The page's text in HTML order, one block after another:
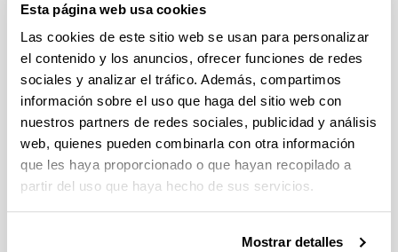
Esta página web usa cookies
Las cookies de este sitio web se usan para personalizar
el contenido y los anuncios, ofrecer funciones de redes
sociales y analizar el tráfico. Además, compartimos
información sobre el uso que haga del sitio web con
nuestros partners de redes sociales, publicidad y análisis
web, quienes pueden combinarla con otra información
que les haya proporcionado o que hayan recopilado a
partir del uso que haya hecho de sus servicios.
Mostrar detalles
Departamento de
Biología Vegetal y
Ecología
Menú
Grupos